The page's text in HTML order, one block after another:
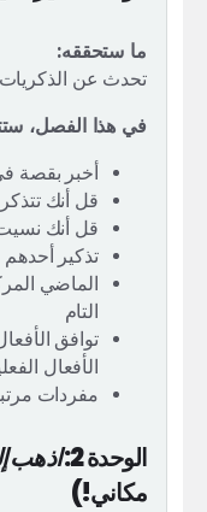
ما ستحققه:
تحدث عن الذكريات
في هذا الفصل،
أخبر بقصة
قل أنك
قل أنك
تذكير
الماضي
التام
توافق
الأفعال
مفردات
الوحدة 2: اذهب
مكاني!)